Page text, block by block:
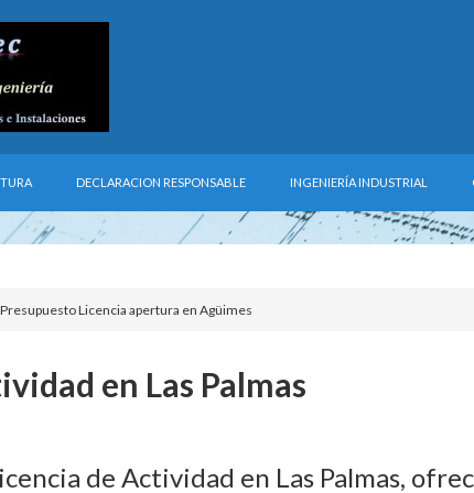
DECLARACION RESPONSABLE INGENIERÍA INDUSTRIAL
Licencia apertura en Agüimes
en Las Palmas
de Actividad en Las Palmas,